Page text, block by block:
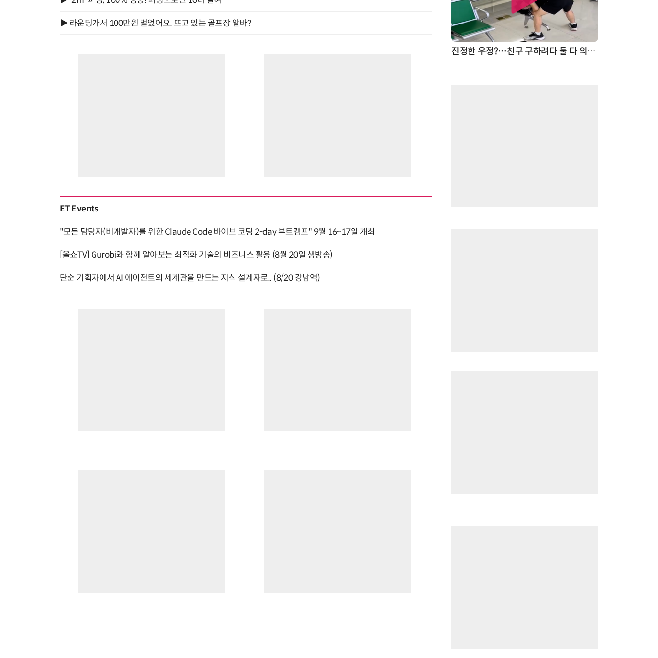
▶ 라운딩가서 100만원 벌었어요. 뜨고 있는 골프장 알바?
ET Events
"모든 담당자(비개발자)를 위한 Claude Code 바이브 코딩 2-day 부트캠프" 9월 16~17일 개최
[올쇼TV] Gurobi와 함께 알아보는 최적화 기술의 비즈니스 활용 (8월 20일 생방송)
단순 기획자에서 AI 에이전트의 세계관을 만드는 지식 설계자로.. (8/20 강남역)
진정한 우정?…친구 구하려다 둘 다 의자 틈에 목이 낀 순간